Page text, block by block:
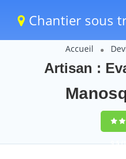
Chantier sous
Accueil
Artisan :
9,5